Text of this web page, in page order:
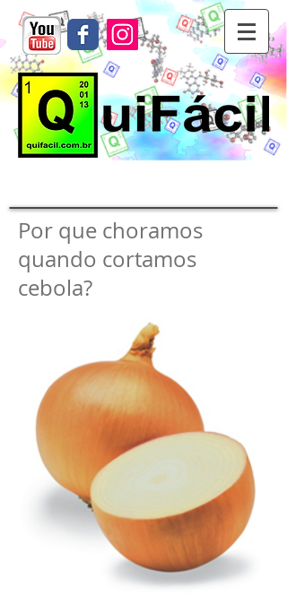
Por que choramos
quando cortamos
cebola?